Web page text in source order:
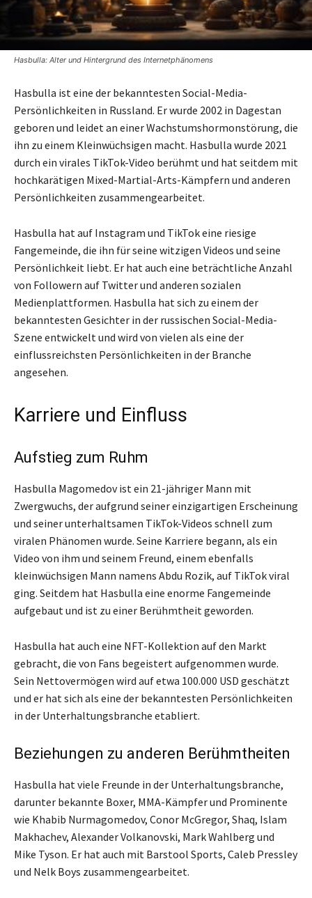
Hasbulla: Alter und Hintergrund des Internetphänomens
Hasbulla ist eine der bekanntesten Social-Media-
Persönlichkeiten in Russland. Er wurde 2002 in Dagestan
geboren und leidet an einer Wachstumshormonstörung, die
ihn zu einem Kleinwüchsigen macht. Hasbulla wurde 2021
durch ein virales TikTok-Video berühmt und hat seitdem mit
hochkarätigen Mixed-Martial-Arts-Kämpfern und anderen
Persönlichkeiten zusammengearbeitet.
Hasbulla hat auf Instagram und TikTok eine riesige
Fangemeinde, die ihn für seine witzigen Videos und seine
Persönlichkeit liebt. Er hat auch eine beträchtliche Anzahl
von Followern auf Twitter und anderen sozialen
Medienplattformen. Hasbulla hat sich zu einem der
bekanntesten Gesichter in der russischen Social-Media-
Szene entwickelt und wird von vielen als eine der
einflussreichsten Persönlichkeiten in der Branche
angesehen.
Karriere und Einfluss
Aufstieg zum Ruhm
Hasbulla Magomedov ist ein 21-jähriger Mann mit
Zwergwuchs, der aufgrund seiner einzigartigen Erscheinung
und seiner unterhaltsamen TikTok-Videos schnell zum
viralen Phänomen wurde. Seine Karriere begann, als ein
Video von ihm und seinem Freund, einem ebenfalls
kleinwüchsigen Mann namens Abdu Rozik, auf TikTok viral
ging. Seitdem hat Hasbulla eine enorme Fangemeinde
aufgebaut und ist zu einer Berühmtheit geworden.
Hasbulla hat auch eine NFT-Kollektion auf den Markt
gebracht, die von Fans begeistert aufgenommen wurde.
Sein Nettovermögen wird auf etwa 100.000 USD geschätzt
und er hat sich als eine der bekanntesten Persönlichkeiten
in der Unterhaltungsbranche etabliert.
Beziehungen zu anderen Berühmtheiten
Hasbulla hat viele Freunde in der Unterhaltungsbranche,
darunter bekannte Boxer, MMA-Kämpfer und Prominente
wie Khabib Nurmagomedov, Conor McGregor, Shaq, Islam
Makhachev, Alexander Volkanovski, Mark Wahlberg und
Mike Tyson. Er hat auch mit Barstool Sports, Caleb Pressley
und Nelk Boys zusammengearbeitet.